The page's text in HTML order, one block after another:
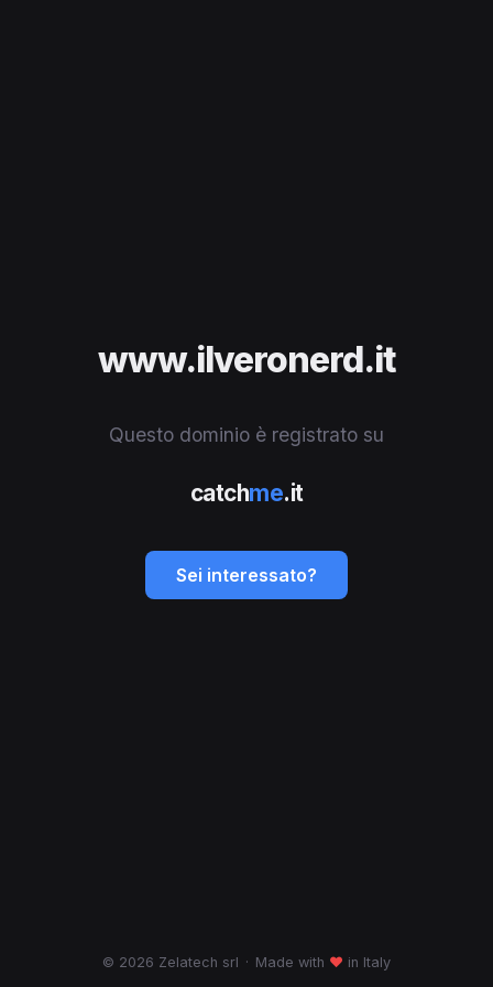
www.ilveronerd.it
Questo dominio è registrato su
catchme.it
Sei interessato?
© 2026 Zelatech srl · Made with ♥ in Italy